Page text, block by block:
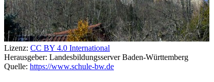
Lizenz: CC BY 4.0 International
Herausgeber: Landesbildungsserver Baden-Württemberg
Quelle: https://www.schule-bw.de